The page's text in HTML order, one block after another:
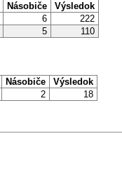
Násobiče
Výsledok
6
222
5 110
Násobiče
Výsledok
2 18